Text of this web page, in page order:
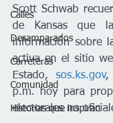
Calles
Desamparados
Carreteras
Comunidad
Historias que inspiran
Scott Schwab
de Kansas que
información sobre
activa en el sitio
Estado, sos.ks.gov,
p.m. hoy para
electorales no